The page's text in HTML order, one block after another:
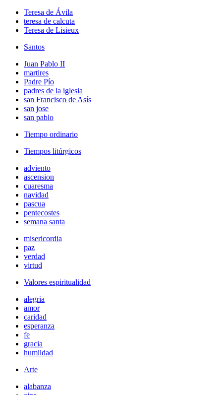
Teresa de Ávila
teresa de calcuta
Teresa de Lisieux
Santos
Juan Pablo II
martires
Padre Pío
padres de la iglesia
san Francisco de Asís
san jose
san pablo
Tiempo ordinario
Tiempos litúrgicos
adviento
ascension
cuaresma
navidad
pascua
pentecostes
semana santa
misericordia
paz
verdad
virtud
Valores espiritualidad
alegria
amor
caridad
esperanza
fe
gracia
humildad
Arte
alabanza